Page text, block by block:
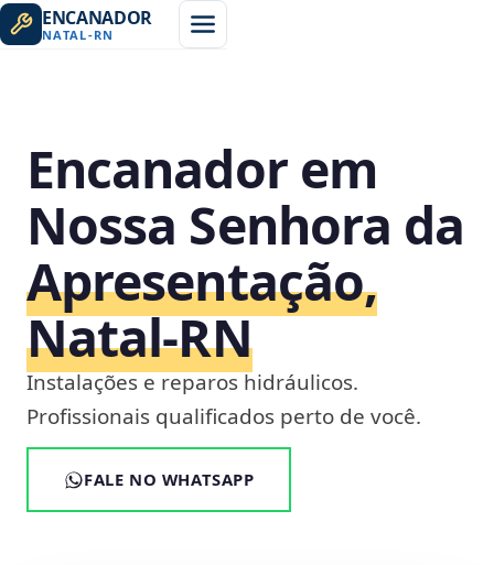
ENCANADOR
NATAL-RN
Encanador em
Nossa Senhora da
Apresentação,
Natal‑RN
Instalações e reparos hidráulicos.
Profissionais qualificados perto de você.
FALE NO WHATSAPP